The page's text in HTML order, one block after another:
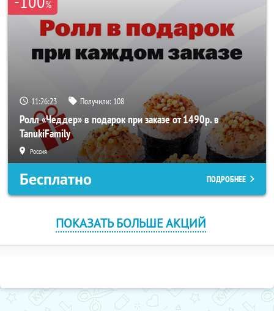
%
11:26:23 Получили: 108
Ролл «Чеддер» в подарок при заказе от 1490р. в
TanukiFamily
Россия
Бесплатно ПОДРОБНЕЕ
ПОКАЗАТЬ БОЛЬШЕ АКЦИЙ